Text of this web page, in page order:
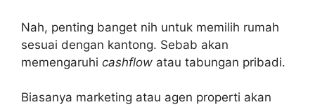
Nah, penting banget nih untuk memilih rumah
sesuai dengan kantong. Sebab akan
memengaruhi cashflow atau tabungan pribadi.
Biasanya marketing atau agen properti akan